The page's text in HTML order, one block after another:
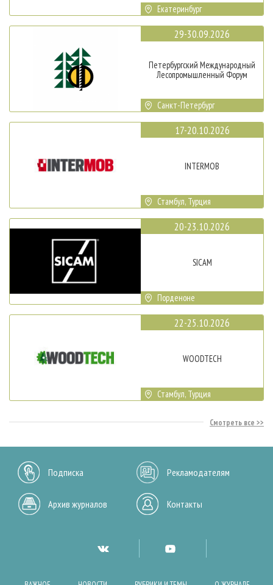
Екатеринбург
29-30.09.2026
Петербургский Международный
Лесопромышленный Форум
Санкт-Петербург
17-20.10.2026
INTERMOB
Стамбул, Турция
20-23.10.2026
SICAM
Порденоне
22-25.10.2026
WOODTECH
Стамбул, Турция
Смотреть все
Подписка Рекламодателям
Архив журналов Контакты